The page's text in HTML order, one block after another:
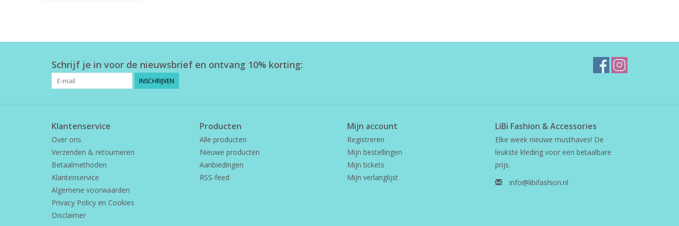
Schrijf je in voor de nieuwsbrief en ontvang 10% korting:
INSCHRIJVEN
Klantenservice
Over ons
Verzenden & retourneren
Betaalmethoden
Klantenservice
Algemene voorwaarden
Privacy Policy en Cookies
Disclaimer
Producten
Alle producten
Nieuwe producten
Aanbiedingen
RSS-feed
Mijn account
Registreren
Mijn bestellingen
Mijn tickets
Mijn verlanglijst
LiBi Fashion & Accessories
Elke week nieuwe musthaves! De
leukste kleding voor een betaalbare
prijs.
info@libifashion.nl